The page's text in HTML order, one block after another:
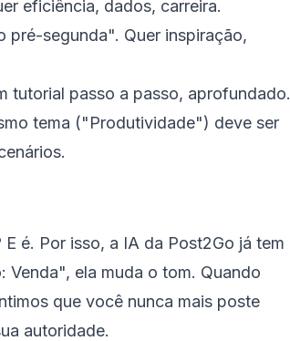
eficiência, dados, carreira.
pré-segunda". Quer inspiração,
tutorial passo a passo, aprofundado.
tema ("Produtividade") deve ser
é. Por isso, a IA da Post2Go já tem
ela muda o tom. Quando
que você nunca mais poste
autoridade.